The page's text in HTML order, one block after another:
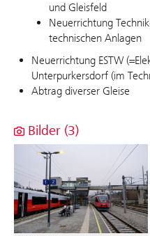
und Gleisfeld
Neuerrichtung
technischen Anlagen
Neuerrichtung ESTW
Unterpurkersdorf (im
Abtrag diverser Gleise
Bilder (3)